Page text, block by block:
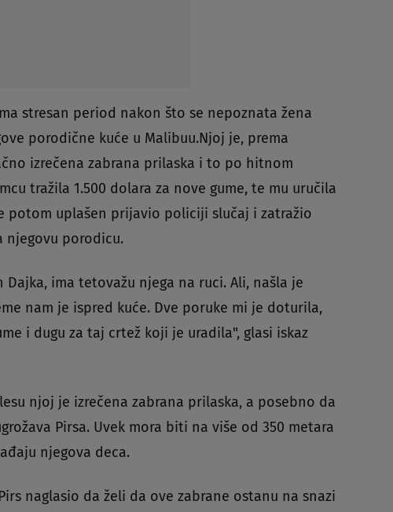
stresan period nakon što se nepoznata žena
porodične kuće u Malibuu.Njoj je, prema
izrečena zabrana prilaska i to po hitnom
tražila 1.500 dolara za nove gume, te mu uručila
potom uplašen prijavio policiji slučaj i zatražio
njegovu porodicu.
ima tetovažu njega na ruci. Ali, našla je
nam je ispred kuće. Dve poruke mi je doturila,
i dugu za taj crtež koji je uradila", glasi iskaz
njoj je izrečena zabrana prilaska, a posebno da
Pirsa. Uvek mora biti na više od 350 metara
njegova deca.
naglasio da želi da ove zabrane ostanu na snazi